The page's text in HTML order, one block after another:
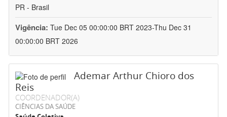
PR - Brasil
Vigência: Tue Dec 05 00:00:00 BRT 2023-Thu Dec 31
00:00:00 BRT 2026
Ademar Arthur Chioro dos
Reis
COORDENADOR(A)
CIÊNCIAS DA SAÚDE